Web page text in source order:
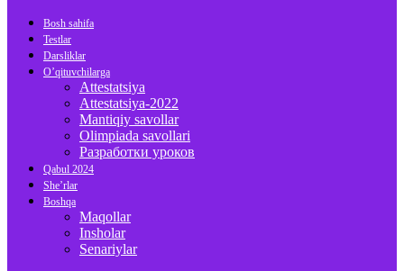
Bosh sahifa
Testlar
Darsliklar
O’qituvchilarga
Attestatsiya
Attestatsiya-2022
Mantiqiy savollar
Olimpiada savollari
Разработки уроков
Qabul 2024
She’rlar
Boshqa
Maqollar
Insholar
Senariylar